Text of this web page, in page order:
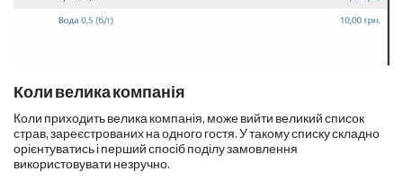
Коли велика компанія
Коли приходить велика компанія, може вийти великий список
страв, зареєстрованих на одного гостя. У такому списку складно
орієнтуватись і перший спосіб поділу замовлення
використовувати незручно.